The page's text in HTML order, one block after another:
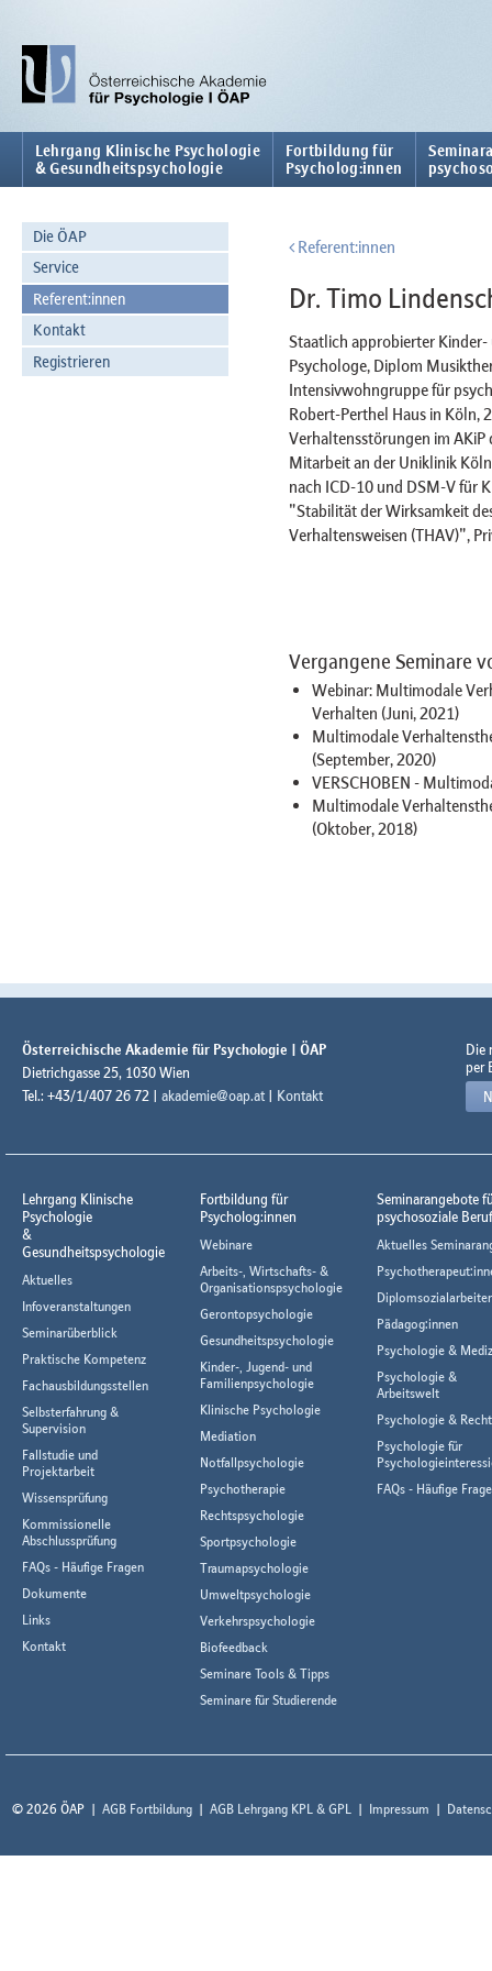
Lehrgang Klinische Psychologie
& Gesundheitspsychologie
Fortbildung für
Psycholog:innen
Die ÖAP
Service
Referent:innen
Kontakt
Registrieren
Referent:innen
Dr. Timo
Staatlich approbierter
Psychologe, Diplom
Intensivwohngruppe für
Robert-Perthel Haus in Köln,
Verhaltensstörungen im
Mitarbeit an der Uniklinik
nach ICD-10 und DSM-V für
"Stabilität der Wirksamkeit
Verhaltensweisen (THAV)",
Vergangene Seminare
Webinar: Multimodale
Verhalten (Juni, 2021)
Multimodale
(September, 2020)
VERSCHOBEN -
Multimodale
(Oktober, 2018)
Österreichische Akademie für Psychologie | ÖAP
Dietrichgasse 25, 1030 Wien
Tel.: +43/1/407 26 72 | akademie@oap.at | Kontakt
Die
per
Lehrgang Klinische
Psychologie
&
Gesundheitspsychologie
Aktuelles
Infoveranstaltungen
Seminarüberblick
Praktische Kompetenz
Fachausbildungsstellen
Selbsterfahrung &
Supervision
Fallstudie und
Projektarbeit
Wissensprüfung
Kommissionelle
Abschlussprüfung
FAQs - Häufige Fragen
Dokumente
Links
Kontakt
Fortbildung für
Psycholog:innen
Webinare
Arbeits-, Wirtschafts- &
Organisationspsychologie
Gerontopsychologie
Gesundheitspsychologie
Kinder-, Jugend- und
Familienpsychologie
Klinische Psychologie
Mediation
Notfallpsychologie
Psychotherapie
Rechtspsychologie
Sportpsychologie
Traumapsychologie
Umweltpsychologie
Verkehrspsychologie
Biofeedback
Seminare Tools & Tipps
Seminare für Studierende
Seminarangebote
psychosoziale
Aktuelles
Pädagog:innen
Psychologie &
Psychologie &
Arbeitswelt
Psychologie & Recht
Psychologie für
FAQs - Häufige
© 2026 ÖAP AGB Fortbildung AGB Lehrgang KPL & GPL Impressum